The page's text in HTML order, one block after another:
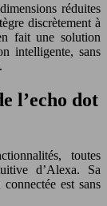
réduites
discrètement à
fait une solution
intelligente, sans
l’echo dot
toutes
d’Alexa. Sa
est sans